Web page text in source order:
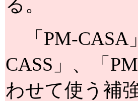
る。
「PM-CASA
CASS」、「
わせて使う補